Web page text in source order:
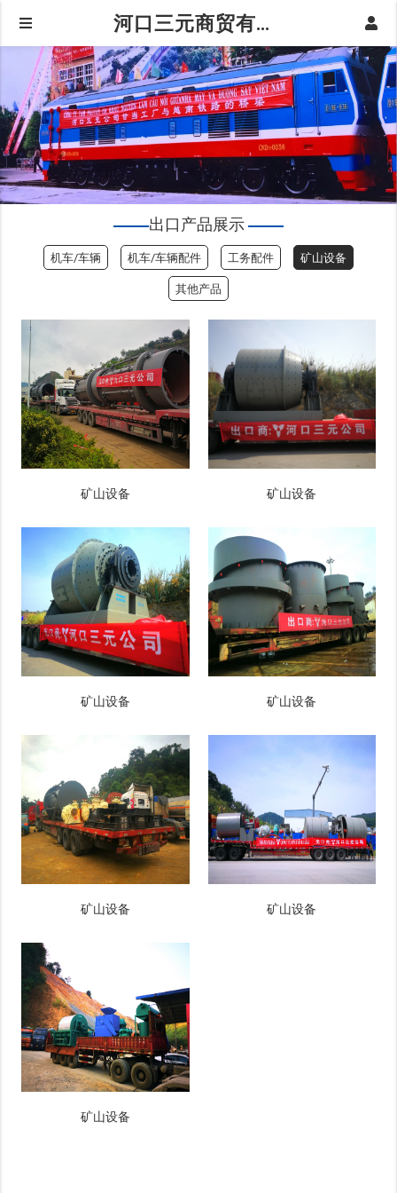
河口三元商贸有限公司|矿山设备
出口产品展示
机车/车辆 机车/车辆配件 工务配件 矿山设备
其他产品
矿山设备 矿山设备
矿山设备 矿山设备
矿山设备 矿山设备
矿山设备